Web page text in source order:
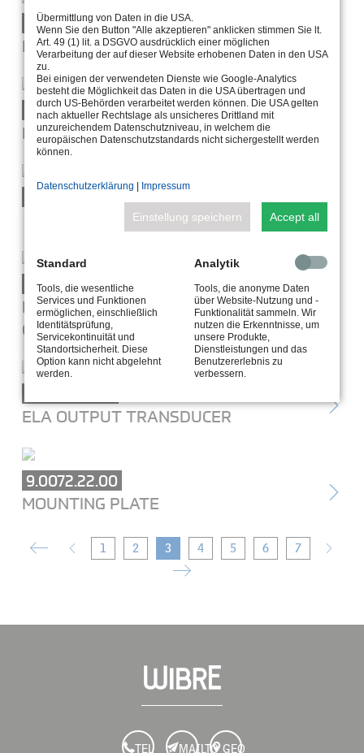
5.0670.04.72
POWER SUPPLY
5.0670.09.65
DMX-DONGLE
9.0014.02.00
REPLACEMENT PLASTIC FRONT
COVER
ELA OUTPUT TRANSDUCER
9.0072.22.00
MOUNTING PLATE
1 2 3 4 5 6 7
TEL MAILTO GEO
Übermittlung von Daten in die USA.
Wenn Sie den Button "Alle akzeptieren" anklicken stimmen Sie lt.
Art. 49 (1) lit. a DSGVO ausdrücklich einer möglichen
Verarbeitung der auf dieser Website erhobenen Daten in den USA
zu.
Bei einigen der verwendeten Dienste wie Google-Analytics
besteht die Möglichkeit das Daten in die USA übertragen und
durch US-Behörden verarbeitet werden können. Die USA gelten
nach aktueller Rechtslage als unsicheres Drittland mit
unzureichendem Datenschutzniveau, in welchem die
europäischen Datenschutzstandards nicht sichergestellt werden
können.
Datenschutzerklärung Impressum
Einstellung speichern Accept all
Standard
Tools, die wesentliche
Services und Funktionen
ermöglichen, einschließlich
Identitätsprüfung,
Servicekontinuität und
Standortsicherheit. Diese
Option kann nicht abgelehnt
werden.
Analytik
Tools, die anonyme Daten
über Website-Nutzung und -
Funktionalität sammeln. Wir
nutzen die Erkenntnisse, um
unsere Produkte,
Dienstleistungen und das
Benutzererlebnis zu
verbessern.